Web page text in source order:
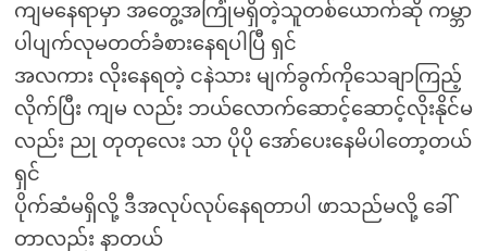
ကျမနေရာမှာ အတွေ့အကြုံမရှိတဲ့သူတစ်ယောက်ဆို ကမ္ဘာ
ပါပျက်လုမတတ်ခံစားနေရပါပြီ ရှင်
အလကား လိုးနေရတဲ့ ငနဲသား မျက်ခွက်ကိုသေချာကြည့်
လိုက်ပြီး ကျမ လည်း ဘယ်လောက်ဆောင့်ဆောင့်လိုးနိုင်မ
လည်း ညု တုတုလေး သာ ပိုပို အော်ပေးနေမိပါတော့တယ်
ရှင်
ပိုက်ဆံမရှိလို့ ဒီအလုပ်လုပ်နေရတာပါ ဖာသည်မလို့ ခေါ်
တာလည်း နာတယ်